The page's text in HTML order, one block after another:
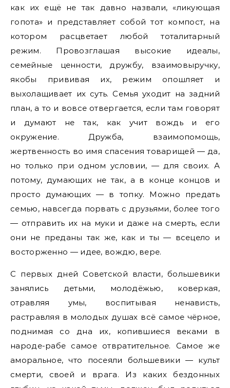
как их ещё не так давно назвали, «ликующая
гопота» и представляет собой тот компост, на
котором расцветает любой тоталитарный
режим. Провозглашая высокие идеалы,
семейные ценности, дружбу, взаимовыручку,
якобы прививая их, режим опошляет и
выхолащивает их суть. Семья уходит на задний
план, а то и вовсе отвергается, если там говорят
и думают не так, как учит вождь и его
окружение. Дружба, взаимопомощь,
жертвенность во имя спасения товарищей — да,
но только при одном условии, — для своих. А
потому, думающих не так, а в конце концов и
просто думающих — в топку. Можно предать
семью, навсегда порвать с друзьями, более того
— отправить их на муки и даже на смерть, если
они не преданы так же, как и ты — всецело и
восторженно — идее, вождю, вере.
С первых дней Советской власти, большевики
занялись детьми, молодёжью, коверкая,
отравляя умы, воспитывая ненависть,
растравляя в молодых душах всё самое чёрное,
поднимая со дна их, копившиеся веками в
народе-рабе самое отвратительное. Самое же
аморальное, что посеяли большевики — культ
смерти, своей и врага. Из каких бездонных